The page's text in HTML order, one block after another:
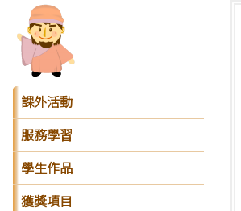
課外活動
服務學習
學生作品
獲獎項目